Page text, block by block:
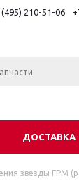
(495) 210-51-06
ДОСТАВКА
звезды ГРМ